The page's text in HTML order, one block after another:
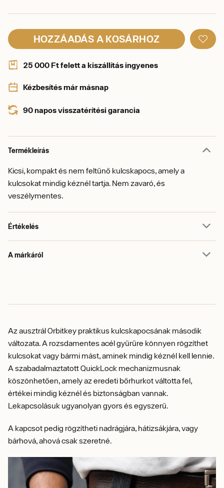
HOZZÁADÁS A KOSÁRHOZ
25 000 Ft felett a kiszállítás ingyenes
Kézbesítés már másnap
90 napos visszatérítési garancia
Termékleírás
Kicsi, kompakt és nem feltűnő kulcskapocs, amely a
kulcsokat mindig kéznél tartja. Nem zavaró, és
veszélymentes.
Értékelés
A márkáról
Az ausztrál Orbitkey praktikus kulcskapocsának második
változata. A rozsdamentes acél gyűrűre könnyen rögzíthet
kulcsokat vagy bármi mást, aminek mindig kéznél kell lennie.
A szabadalmaztatott QuickLock mechanizmusnak
köszönhetően, amely az eredeti bőrhurkot váltotta fel,
értékei mindig kéznél és biztonságban vannak.
Lekapcsolásuk ugyanolyan gyors és egyszerű.
A kapcsot pedig rögzítheti nadrágjára, hátizsákjára, vagy
bárhová, ahová csak szeretné.